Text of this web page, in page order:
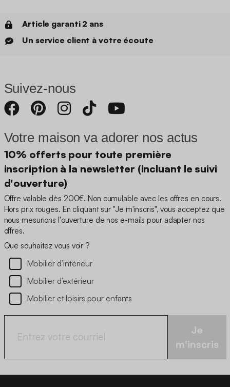
Article garanti 2 ans
Un service client à votre écoute
Suivez-nous
Votre maison va adorer nos actus
10% offerts pour toute première
inscription à la newsletter (incluant le suivi
d'ouverture)
Offre valable dès 200€. Non cumulable avec les offres en cours.
Hors prix rouges. En cliquant sur "Je m'inscris", vous acceptez que
nous mesurions l'ouverture de nos e-mails pour adapter nos
offres.
Que souhaitez vous voir ?
Mobilier d’intérieur
Mobilier d’extérieur
Mobilier et loisirs pour enfants
Je
m'inscris